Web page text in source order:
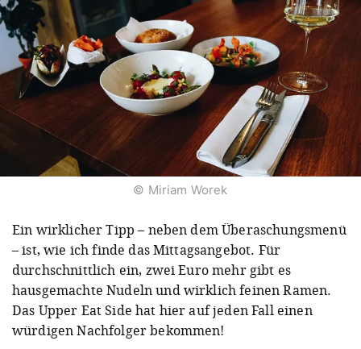
© Miriam Worek
Ein wirklicher Tipp – neben dem Überaschungsmenü
– ist, wie ich finde das Mittagsangebot. Für
durchschnittlich ein, zwei Euro mehr gibt es
hausgemachte Nudeln und wirklich feinen Ramen.
Das Upper Eat Side hat hier auf jeden Fall einen
würdigen Nachfolger bekommen!